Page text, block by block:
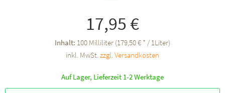
17,95 €
Inhalt: 100 Milliliter (179,50 € * / 1Liter)
inkl. MwSt.zzgl. Versandkosten
Auf Lager, Lieferzeit 1-2 Werktage